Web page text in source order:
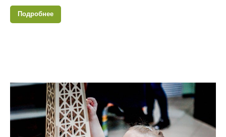
Подробнее